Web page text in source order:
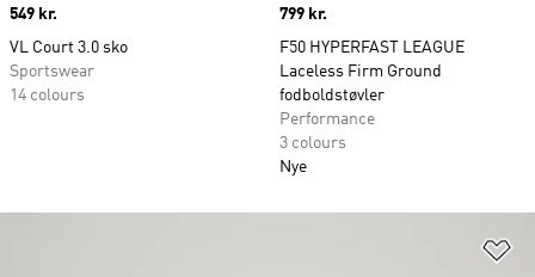
Price
549 kr.
VL Court 3.0 sko
Sportswear
14 colours
Price
799 kr.
F50 HYPERFAST LEAGUE
Laceless Firm Ground
fodboldstøvler
Performance
3 colours
Nye